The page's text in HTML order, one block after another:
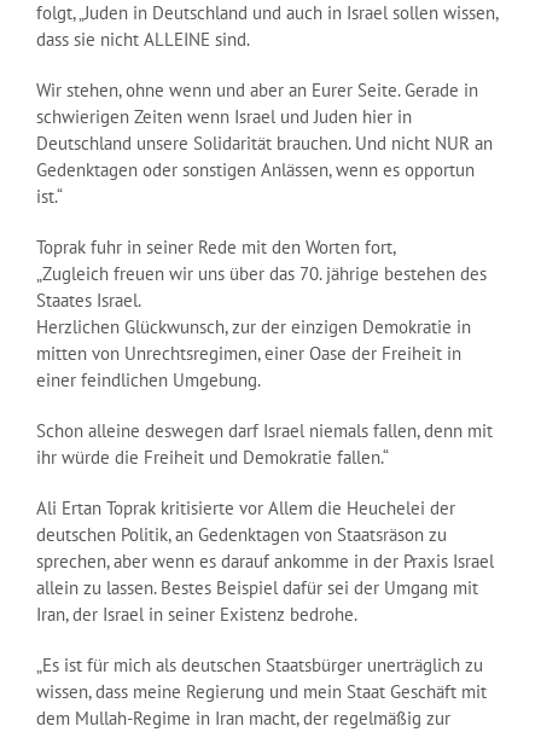
folgt, „Juden in Deutschland und auch in Israel sollen wissen,
dass sie nicht ALLEINE sind.
Wir stehen, ohne wenn und aber an Eurer Seite. Gerade in
schwierigen Zeiten wenn Israel und Juden hier in
Deutschland unsere Solidarität brauchen. Und nicht NUR an
Gedenktagen oder sonstigen Anlässen, wenn es opportun
ist.“
Toprak fuhr in seiner Rede mit den Worten fort,
„Zugleich freuen wir uns über das 70. jährige bestehen des
Staates Israel.
Herzlichen Glückwunsch, zur der einzigen Demokratie in
mitten von Unrechtsregimen, einer Oase der Freiheit in
einer feindlichen Umgebung.
Schon alleine deswegen darf Israel niemals fallen, denn mit
ihr würde die Freiheit und Demokratie fallen.“
Ali Ertan Toprak kritisierte vor Allem die Heuchelei der
deutschen Politik, an Gedenktagen von Staatsräson zu
sprechen, aber wenn es darauf ankomme in der Praxis Israel
allein zu lassen. Bestes Beispiel dafür sei der Umgang mit
Iran, der Israel in seiner Existenz bedrohe.
„Es ist für mich als deutschen Staatsbürger unerträglich zu
wissen, dass meine Regierung und mein Staat Geschäft mit
dem Mullah-Regime in Iran macht, der regelmäßig zur